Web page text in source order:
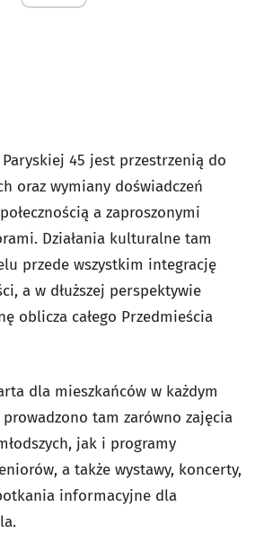
45 jest przestrzenią do
oraz wymiany doświadczeń
a zaproszonymi
Działania kulturalne tam
przede wszystkim integrację
a w dłuższej perspektywie
oblicza całego Przedmieścia
dla mieszkańców w każdym
tam zarówno zajęcia
jak i programy
a także wystawy, koncerty,
informacyjne dla